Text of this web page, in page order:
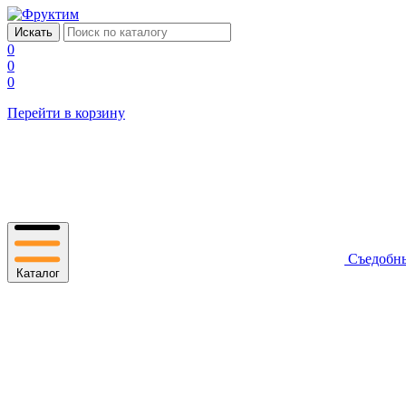
0
0
0
Перейти в корзину
Каталог